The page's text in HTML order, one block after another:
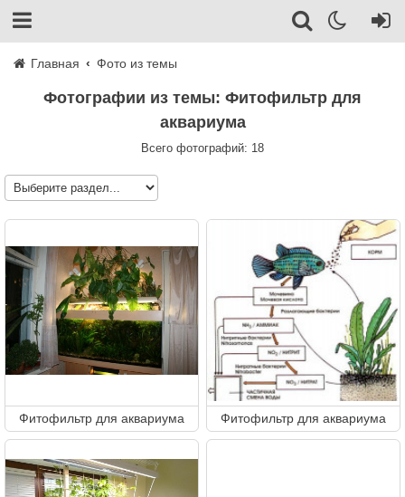
Главная Фото из темы
Фотографии из темы: Фитофильтр для
аквариума
Всего фотографий: 18
Фитофильтр для аквариума Фитофильтр для аквариума